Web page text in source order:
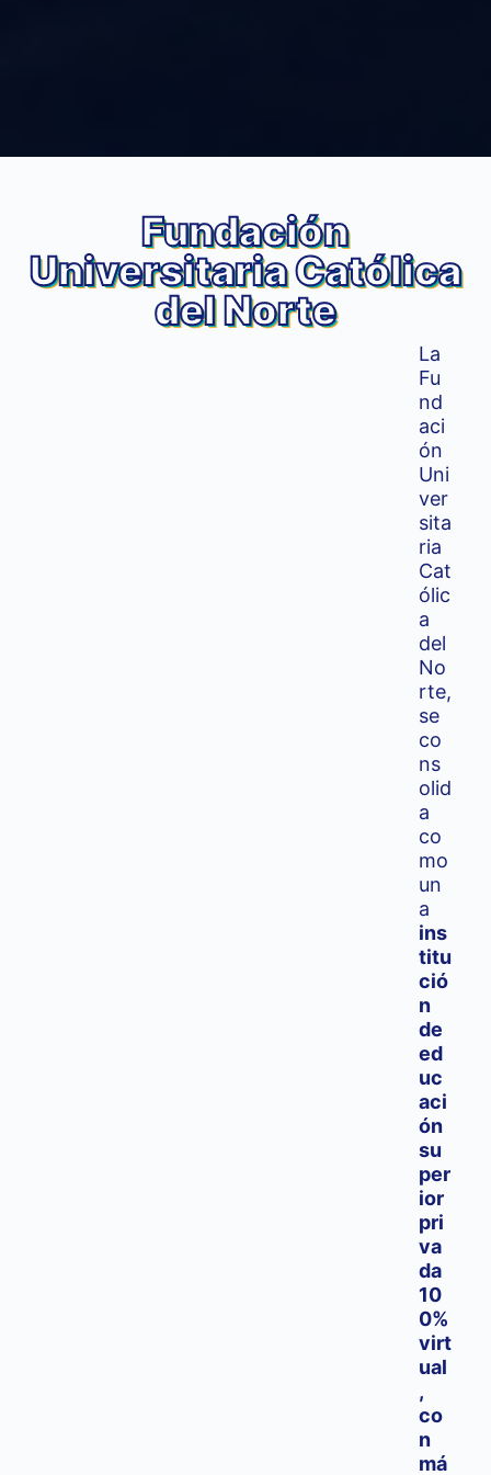
Fundación
Universitaria Católica
del Norte
La
Fu
nd
aci
ón
Uni
ver
sita
ria
Cat
ólic
a
del
No
rte,
se
co
ns
olid
a
co
mo
un
a
ins
titu
ció
n
de
ed
uc
aci
ón
su
per
ior
pri
va
da
10
0%
virt
ual
,
co
n
má